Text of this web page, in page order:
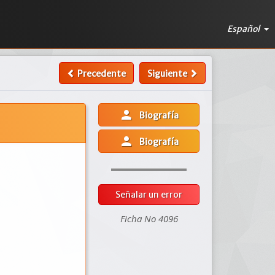
Español
Precedente Siguiente
person Biografía
person Biografía
Señalar un error
Ficha No 4096